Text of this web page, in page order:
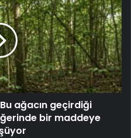
ağacın geçirdiği
bir maddeye